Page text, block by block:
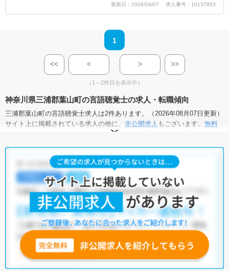
更新日：2026/04/07 求人番号：10137953
1
<< < > >>
（1～2件目を表示中）
神奈川県三浦郡葉山町の言語聴覚士の求人・転職傾向
三浦郡葉山町の言語聴覚士求人は2件あります。（2026年08月07日更新）
サイト上に掲載されている求人の他に、 非公開求人 もございます。 無料
にお申し込みいただくと、全求人からご希望条件に合
三浦郡葉山町の言語聴覚士求人では以下のような条件が人気です。
積極採用中・新卒OK・ 住宅手当・補助あり ・
・病院
他の条件でも人気の求人がございますので、「こだわり条件」から検索
いただくか、お気軽にお問い合わせください。
全国の言語聴覚士求人から検索いただくことも可能です。
無料転職支援サービス
にお申し込みいただくと、ご希望条件をヒアリン
グした上で求人をご提案いたします。
ご希望条件がまだ定まっていない方は人気の希望条件をピックアップし